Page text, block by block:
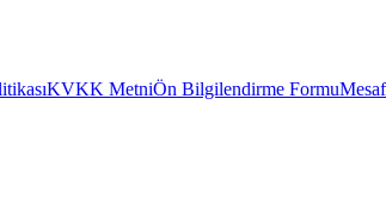
KVKK MetniÖn Bilgilendirme Formu